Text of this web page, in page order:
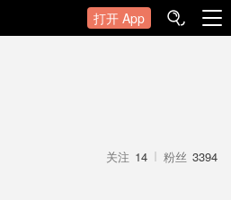
打开 App
粉丝 3394
关注 14